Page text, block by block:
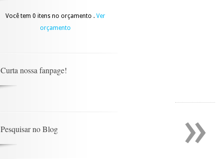
»
Você tem 0 itens no orçamento . Ver
orçamento
Curta nossa fanpage!
Pesquisar no Blog